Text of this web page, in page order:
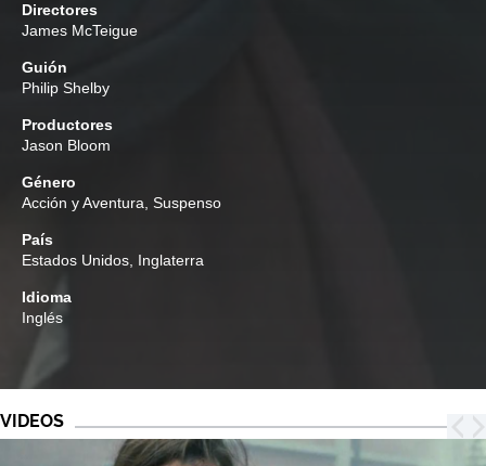
Directores
James McTeigue
Guión
Philip Shelby
Productores
Jason Bloom
Género
Acción y Aventura Suspenso
País
Estados Unidos, Inglaterra
Idioma
Inglés
VIDEOS